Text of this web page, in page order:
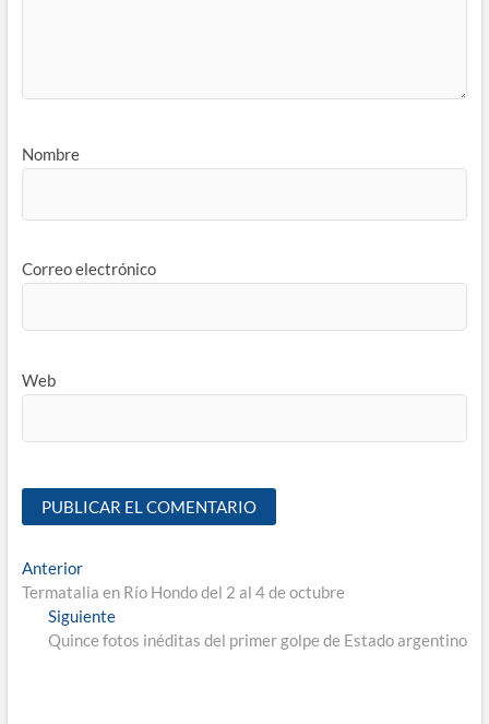
Nombre
Correo electrónico
Web
Anterior
Termatalia en Río Hondo del 2 al 4 de octubre
Siguiente
Quince fotos inéditas del primer golpe de Estado argentino